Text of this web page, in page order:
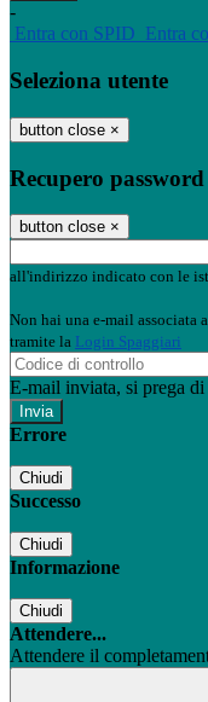
-
Entra con SPID Entra
Seleziona utente
button close ×
Recupero password
button close ×
all'indirizzo indicato con le
Non hai una e-mail associata
tramite la Login Spaggiari
E-mail inviata, si prega
Errore
Chiudi
Successo
Chiudi
Informazione
Chiudi
Attendere...
Attendere il